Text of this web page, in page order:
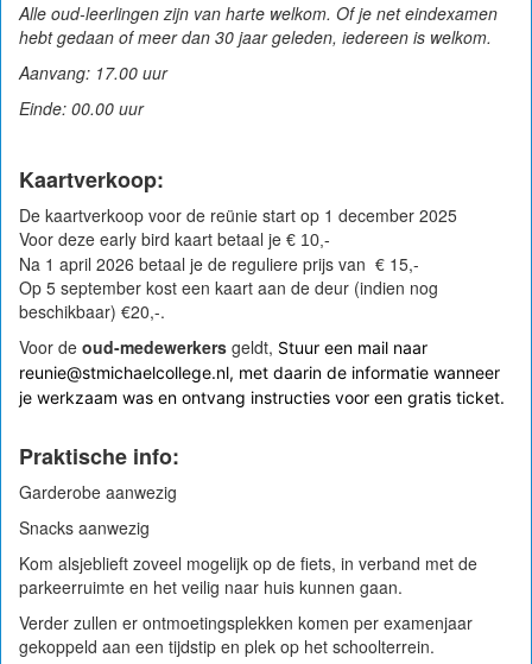
Alle oud-leerlingen zijn van harte welkom. Of je net eindexamen
hebt gedaan of meer dan 30 jaar geleden, iedereen is welkom.
Aanvang: 17.00 uur
Einde: 00.00 uur
Kaartverkoop:
De kaartverkoop voor de reünie start op 1 december 2025
Voor deze early bird kaart betaal je € 10,-
Na 1 april 2026 betaal je de reguliere prijs van € 15,-
Op 5 september kost een kaart aan de deur (indien nog
beschikbaar) €20,-.
Voor de oud-medewerkers geldt, Stuur een mail naar
reunie@stmichaelcollege.nl, met daarin de informatie wanneer
je werkzaam was en ontvang instructies voor een gratis ticket.
Praktische info:
Garderobe aanwezig
Snacks aanwezig
Kom alsjeblieft zoveel mogelijk op de fiets, in verband met de
parkeerruimte en het veilig naar huis kunnen gaan.
Verder zullen er ontmoetingsplekken komen per examenjaar
gekoppeld aan een tijdstip en plek op het schoolterrein.